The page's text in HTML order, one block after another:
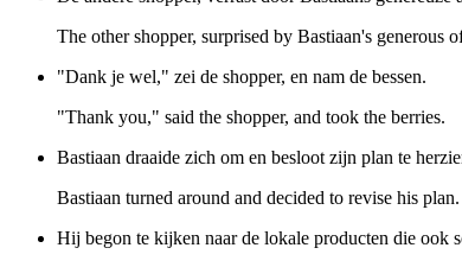
The other shopper, surprised by Bastiaan's generous
"Dank je wel," zei de shopper, en nam de bessen.
"Thank you," said the shopper, and took the berries.
Bastiaan draaide zich om en besloot zijn plan te
Bastiaan turned around and decided to revise his plan.
Hij begon te kijken naar de lokale producten die ook